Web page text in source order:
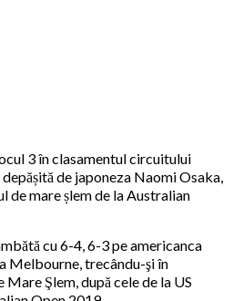
3 în clasamentul circuitului
de japoneza Naomi Osaka,
de mare șlem de la Australian
cu 6-4, 6-3 pe americanca
Melbourne, trecându-şi în
Şlem, după cele de la US